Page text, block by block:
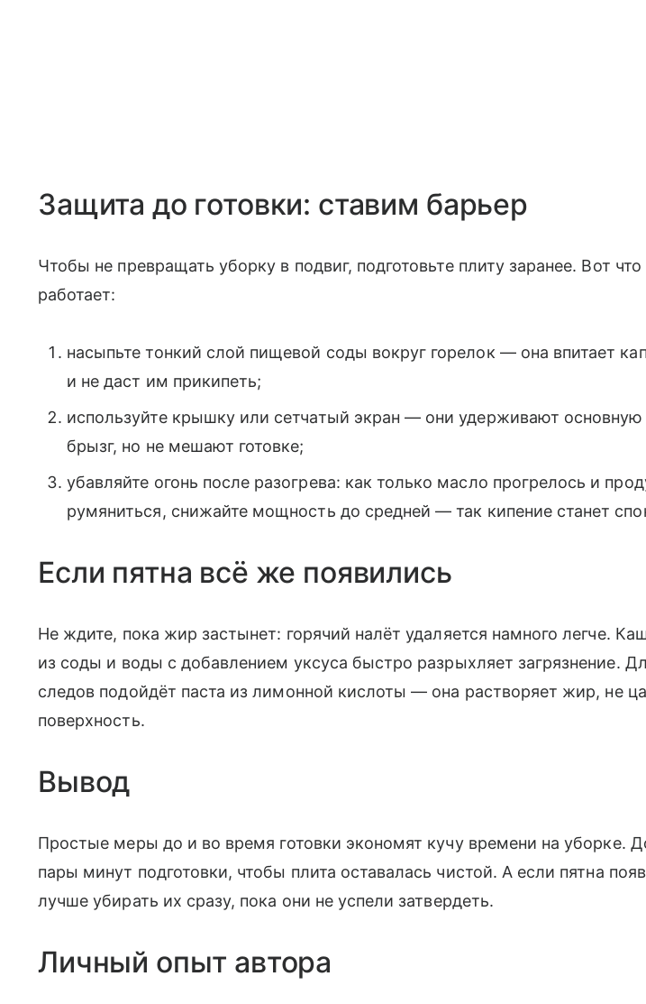
Защита до готовки: ставим барьер
Чтобы не превращать уборку в подвиг, подготовьте плиту заранее. Вот что
работает:
насыпьте тонкий слой пищевой соды вокруг горелок — она впитает
и не даст им прикипеть;
используйте крышку или сетчатый экран — они удерживают основную
брызг, но не мешают готовке;
убавляйте огонь после разогрева: как только масло прогрелось и
румяниться, снижайте мощность до средней — так кипение станет
Если пятна всё же появились
Не ждите, пока жир застынет: горячий налёт удаляется намного легче.
из соды и воды с добавлением уксуса быстро разрыхляет загрязнение.
следов подойдёт паста из лимонной кислоты — она растворяет жир, не
поверхность.
Вывод
Простые меры до и во время готовки экономят кучу времени на уборке.
пары минут подготовки, чтобы плита оставалась чистой. А если пятна
лучше убирать их сразу, пока они не успели затвердеть.
Личный опыт автора